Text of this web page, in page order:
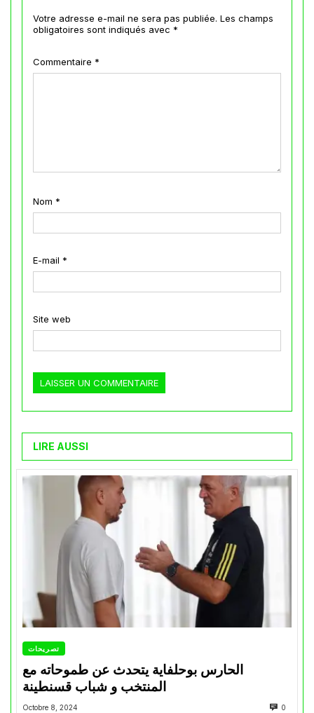
Votre adresse e-mail ne sera pas publiée. Les champs
obligatoires sont indiqués avec *
Commentaire *
Nom *
E-mail *
Site web
LIRE AUSSI
تصريحات
الحارس بوحلفاية يتحدث عن طموحاته مع
المنتخب و شباب قسنطينة
Octobre 8, 2024 0